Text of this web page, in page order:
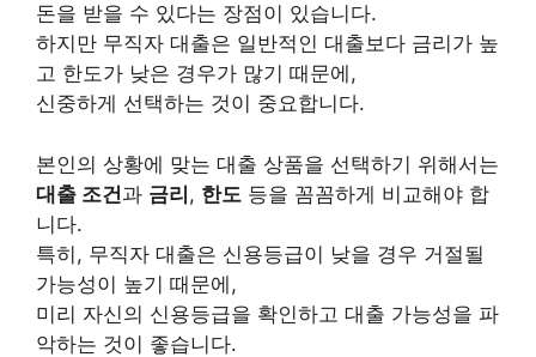
돈을 받을 수 있다는 장점이 있습니다.
하지만 무직자 대출은 일반적인 대출보다 금리가 높
고 한도가 낮은 경우가 많기 때문에,
신중하게 선택하는 것이 중요합니다.
본인의 상황에 맞는 대출 상품을 선택하기 위해서는
대출 조건과 금리, 한도 등을 꼼꼼하게 비교해야 합
니다.
특히, 무직자 대출은 신용등급이 낮을 경우 거절될
가능성이 높기 때문에,
미리 자신의 신용등급을 확인하고 대출 가능성을 파
악하는 것이 좋습니다.